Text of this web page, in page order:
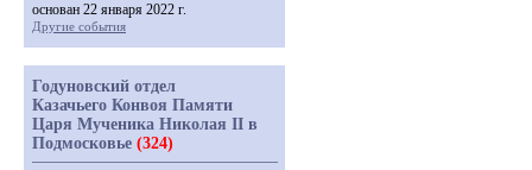
основан 22 января 2022 г.
Другие события
Годуновский отдел
Казачьего Конвоя Памяти
Царя Мученика Николая II в
Подмосковье (324)